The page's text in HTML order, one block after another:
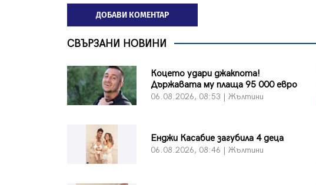
ДОБАВИ КОМЕНТАР
СВЪРЗАНИ НОВИНИ
Коцето удари джакпота!
Държавата му плаща 95 000 евро
06.08.2026, 08:53 | Жълтини
Енджи Касабие загубила 4 деца
06.08.2026, 08:46 | Жълтини